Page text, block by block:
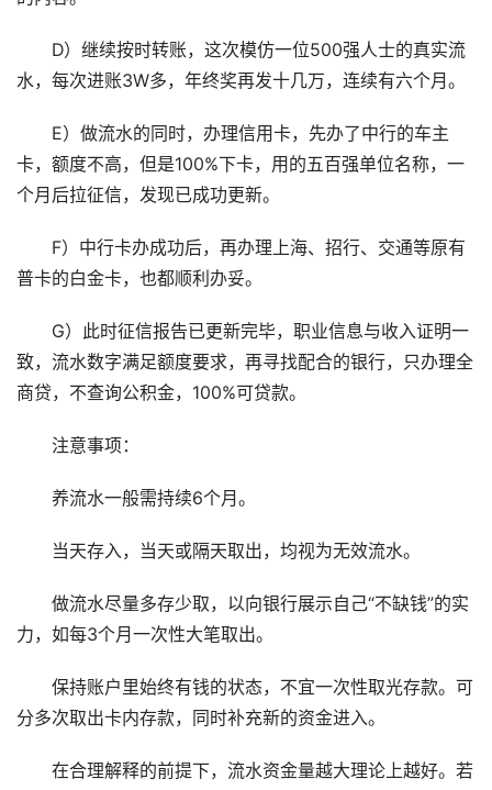
D）继续按时转账，这次模仿一位500强人士的真实流
水，每次进账3W多，年终奖再发十几万，连续有六个月。
E）做流水的同时，办理信用卡，先办了中行的车主
卡，额度不高，但是100%下卡，用的五百强单位名称，一
个月后拉征信，发现已成功更新。
F）中行卡办成功后，再办理上海、招行、交通等原有
普卡的白金卡，也都顺利办妥。
G）此时征信报告已更新完毕，职业信息与收入证明一
致，流水数字满足额度要求，再寻找配合的银行，只办理全
商贷，不查询公积金，100%可贷款。
注意事项：
养流水一般需持续6个月。
当天存入，当天或隔天取出，均视为无效流水。
做流水尽量多存少取，以向银行展示自己“不缺钱”的实
力，如每3个月一次性大笔取出。
保持账户里始终有钱的状态，不宜一次性取光存款。可
分多次取出卡内存款，同时补充新的资金进入。
在合理解释的前提下，流水资金量越大理论上越好。若